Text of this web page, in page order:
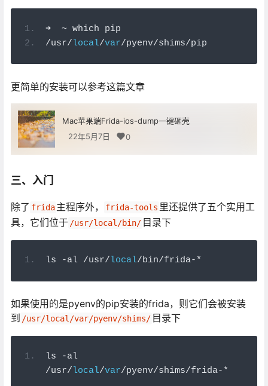
➜ ~ which pip
/usr/local/var/pyenv/shims/pip
更简单的安装可以参考这篇文章
Mac苹果端Frida-ios-dump一键砸壳
22年5月7日
0
三、入门
除了 frida主程序外， frida-tools 里还提供了五个实用工
具，它们位于 /usr/local/bin/ 目录下
ls -al /usr/local/bin/frida-*
如果使用的是pyenv的pip安装的frida，则它们会被安装
到 /usr/local/var/pyenv/shims/ 目录下
ls -
al
/usr/local/var/pyenv/shims/frida-*